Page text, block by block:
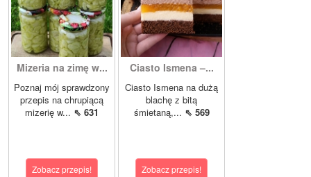
Mizeria na zimę w...
Poznaj mój sprawdzony
przepis na chrupiącą
mizerię w... ⇖ 631
Zobacz przepis!
Ciasto Ismena –...
Ciasto Ismena na dużą
blachę z bitą
śmietaną,... ⇖ 569
Zobacz przepis!